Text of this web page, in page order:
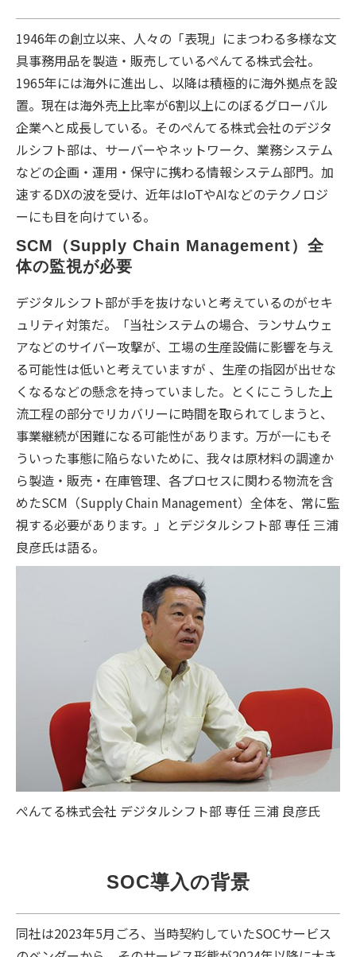
1946年の創立以来、人々の「表現」にまつわる多様な文
具事務用品を製造・販売しているぺんてる株式会社。
1965年には海外に進出し、以降は積極的に海外拠点を設
置。現在は海外売上比率が6割以上にのぼるグローバル
企業へと成長している。そのぺんてる株式会社のデジタ
ルシフト部は、サーバーやネットワーク、業務システム
などの企画・運用・保守に携わる情報システム部門。加
速するDXの波を受け、近年はIoTやAIなどのテクノロジ
ーにも目を向けている。
SCM（Supply Chain Management）全
体の監視が必要
デジタルシフト部が手を抜けないと考えているのがセキ
ュリティ対策だ。「当社システムの場合、ランサムウェ
アなどのサイバー攻撃が、工場の生産設備に影響を与え
る可能性は低いと考えていますが 、生産の指図が出せな
くなるなどの懸念を持っていました。とくにこうした上
流工程の部分でリカバリーに時間を取られてしまうと、
事業継続が困難になる可能性があります。万が一にもそ
ういった事態に陥らないために、我々は原材料の調達か
ら製造・販売・在庫管理、各プロセスに関わる物流を含
めたSCM（Supply Chain Management）全体を、常に監
視する必要があります。」とデジタルシフト部 専任 三浦
良彦氏は語る。
ぺんてる株式会社 デジタルシフト部 専任 三浦 良彦氏
SOC導入の背景
同社は2023年5月ごろ、当時契約していたSOCサービス